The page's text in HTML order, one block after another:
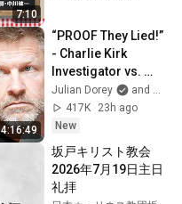
7:10
4:16:49
“PROOF They Lied!”
- Charlie Kirk
Investigator vs.
Forensics Expert
on COVERUP |
Baron & JSM • 459
Julian Dorey
and Baron Coleman
417K
23h ago
New
坂戸キリスト教会
2026年7月19日主日
礼拝